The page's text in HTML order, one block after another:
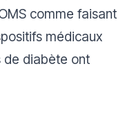
comme faisant
médicaux
de diabète ont